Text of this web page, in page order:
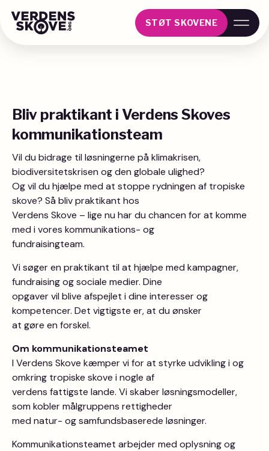
STØT SKOVENE
Bliv praktikant i Verdens Skoves
kommunikationsteam
Vil du bidrage til løsningerne på klimakrisen,
biodiversitetskrisen og den globale ulighed?
Og vil du hjælpe med at stoppe rydningen af tropiske
skove? Så bliv praktikant hos
Verdens Skove – lige nu har du chancen for at komme
med i vores kommunikations- og
fundraisingteam.
Vi søger en praktikant til at hjælpe med kampagner,
fundraising og sociale medier. Dine
opgaver vil blive afspejlet i dine interesser og
kompetencer. Det vigtigste er, at du ønsker
at gøre en forskel.
Om kommunikationsteamet
I Verdens Skove kæmper vi for at styrke udvikling i og
omkring tropiske skove i nogle af
verdens fattigste lande. Vi skaber løsningsmodeller,
som kobler målgruppens rettigheder
med natur- og samfundsbaserede løsninger.
Kommunikationsteamet arbejder med oplysning og